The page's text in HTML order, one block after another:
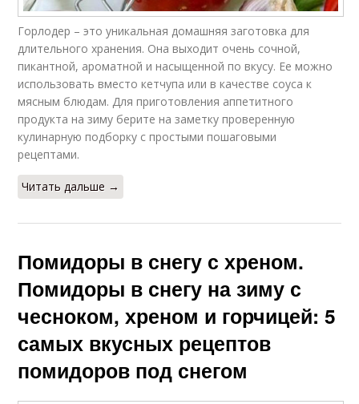
Горлодер – это уникальная домашняя заготовка для
длительного хранения. Она выходит очень сочной,
пикантной, ароматной и насыщенной по вкусу. Ее можно
использовать вместо кетчупа или в качестве соуса к
мясным блюдам. Для приготовления аппетитного
продукта на зиму берите на заметку проверенную
кулинарную подборку с простыми пошаговыми
рецептами.
Читать дальше →
Помидоры в снегу с хреном.
Помидоры в снегу на зиму с
чесноком, хреном и горчицей: 5
самых вкусных рецептов
помидоров под снегом